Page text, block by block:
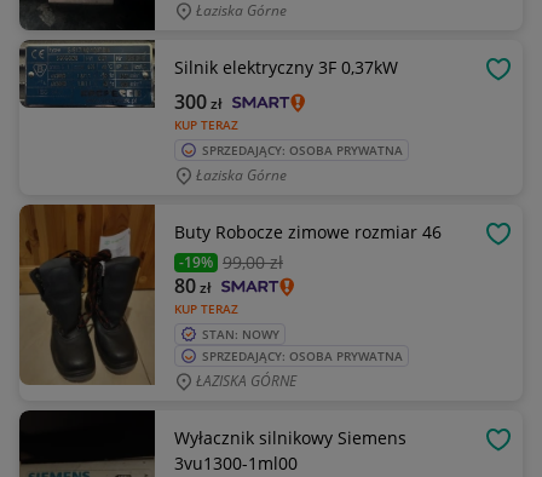
Łaziska Górne
Silnik elektryczny 3F 0,37kW
KUP TERAZ
300zł
SPRZEDAJĄCY: OSOBA PRYWATNA
Łaziska Górne
Buty Robocze zimowe rozmiar 46
-19% 99,00 zł
KUP TERAZ
80zł
STAN: NOWY
SPRZEDAJĄCY: OSOBA PRYWATNA
ŁAZISKA GÓRNE
Wyłacznik silnikowy Siemens
3vu1300-1ml00